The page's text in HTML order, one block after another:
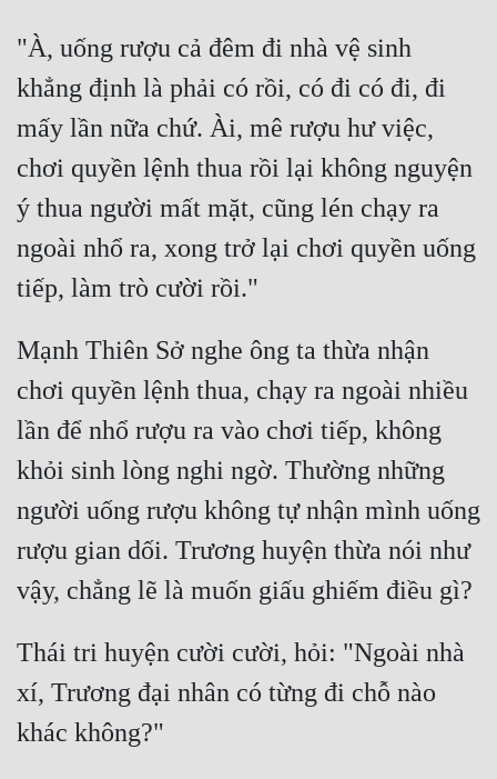
"À, uống rượu cả đêm đi nhà vệ sinh
khẳng định là phải có rồi, có đi có đi, đi
mấy lần nữa chứ. Ài, mê rượu hư việc,
chơi quyền lệnh thua rồi lại không nguyện
ý thua người mất mặt, cũng lén chạy ra
ngoài nhổ ra, xong trở lại chơi quyền uống
Mạnh Thiên Sở nghe ông ta thừa nhận
chơi quyền lệnh thua, chạy ra ngoài nhiều
lần để nhổ rượu ra vào chơi tiếp, không
khỏi sinh lòng nghi ngờ. Thường những
người uống rượu không tự nhận mình uống
rượu gian dối. Trương huyện thừa nói như
Thái tri huyện cười cười, hỏi: "Ngoài nhà
xí, Trương đại nhân có từng đi chỗ nào